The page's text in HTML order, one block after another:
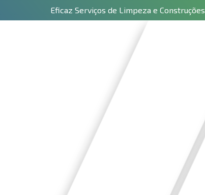
Eficaz Serviços de Limpeza e Construções